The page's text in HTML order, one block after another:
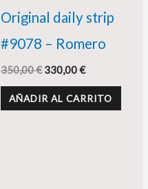
Original daily strip
#9078 – Romero
350,00€ 330,00€
AÑADIR AL CARRITO